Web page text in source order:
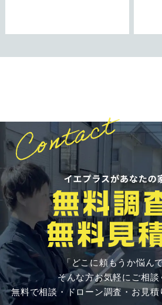
「どこに頼もうか悩ん
そんな方お気軽にご相談
無料で相談・ドローン調査・お見積